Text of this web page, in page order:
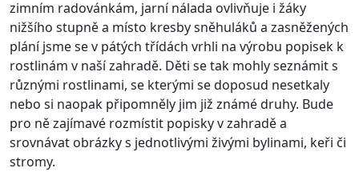
zimním radovánkám, jarní nálada ovlivňuje i žáky
nižšího stupně a místo kresby sněhuláků a zasněžených
plání jsme se v pátých třídách vrhli na výrobu popisek k
rostlinám v naší zahradě. Děti se tak mohly seznámit s
různými rostlinami, se kterými se doposud nesetkaly
nebo si naopak připomněly jim již známé druhy. Bude
pro ně zajímavé rozmístit popisky v zahradě a
srovnávat obrázky s jednotlivými živými bylinami, keři či
stromy.